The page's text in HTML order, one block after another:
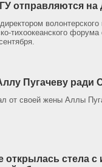
отправляются на
тихоокеанского
Пугачеву ради
от своей жены Аллы
открылась стела